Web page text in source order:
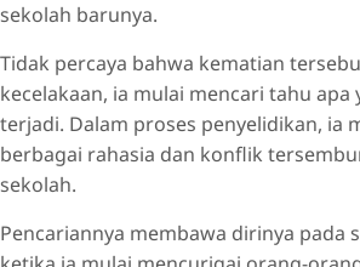
sekolah barunya.
Tidak percaya bahwa kematian
kecelakaan, ia mulai mencari tahu apa
terjadi. Dalam proses penyelidikan, ia
berbagai rahasia dan konflik
sekolah.
Pencariannya membawa dirinya pada